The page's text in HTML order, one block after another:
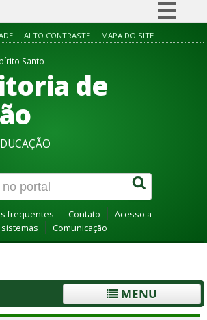
Simplifique!
Acesso à informação
ALTO CONTRASTE MAPA DO SITE
Santo
de
frequentes Contato
Acesso a
sistemas
Comunicação
MENU